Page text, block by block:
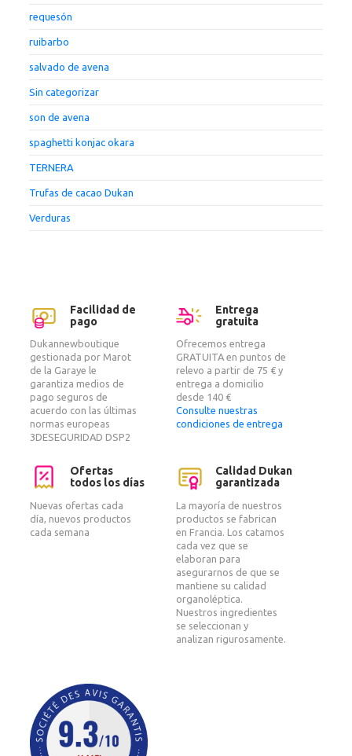
requesón
ruibarbo
salvado de avena
Sin categorizar
son de avena
spaghetti konjac okara
TERNERA
Trufas de cacao Dukan
Verduras
Facilidad de
pago
Dukannewboutique
gestionada por Marot
de la Garaye le
garantiza medios de
pago seguros de
acuerdo con las últimas
normas europeas
3DESEGURIDAD DSP2
Entrega
gratuita
Ofrecemos entrega
GRATUITA en puntos de
relevo a partir de 75 € y
entrega a domicilio
desde 140 €
Consulte nuestras
condiciones de entrega
Ofertas
todos los días
Nuevas ofertas cada
día, nuevos productos
cada semana
Calidad Dukan
garantizada
La mayoría de nuestros
productos se fabrican
en Francia. Los catamos
cada vez que se
elaboran para
asegurarnos de que se
mantiene su calidad
organoléptica.
Nuestros ingredientes
se seleccionan y
analizan rigurosamente.